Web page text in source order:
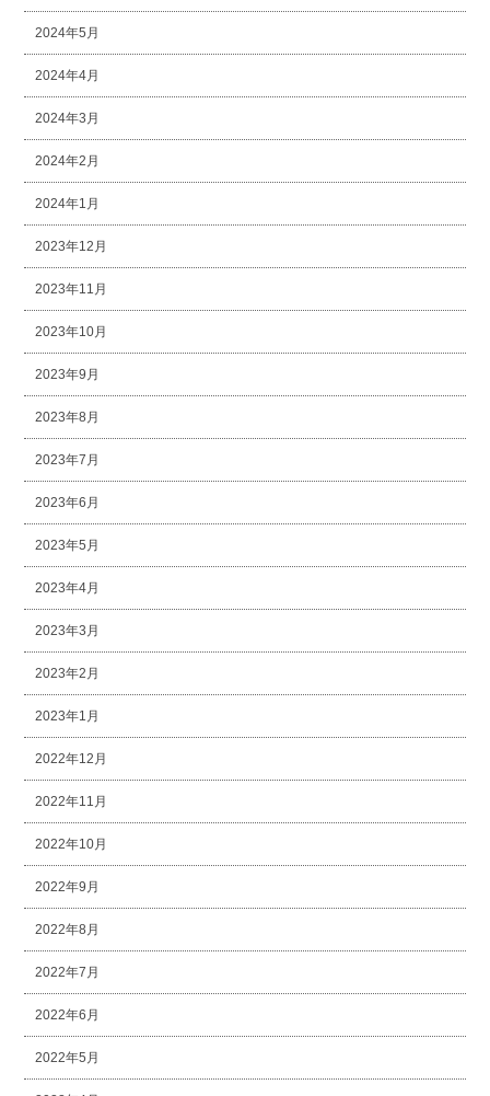
2024年5月
2024年4月
2024年3月
2024年2月
2024年1月
2023年12月
2023年11月
2023年10月
2023年9月
2023年8月
2023年7月
2023年6月
2023年5月
2023年4月
2023年3月
2023年2月
2023年1月
2022年12月
2022年11月
2022年10月
2022年9月
2022年8月
2022年7月
2022年6月
2022年5月